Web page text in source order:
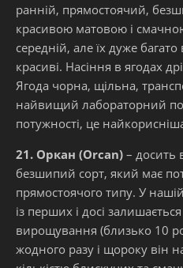
ранній, прямостоячий,
красивою матовою і
середній, але їх дуже
красиві. Насіння в ягодах
Ягода чорна, щільна,
найвищий лабораторний
потужності, це
21. Оркан (Orcan) – досить
безшипий сорт, який має
прямостоячого типу. У
із перших і досі
вирощування (близько 10
жодного разу і щороку він